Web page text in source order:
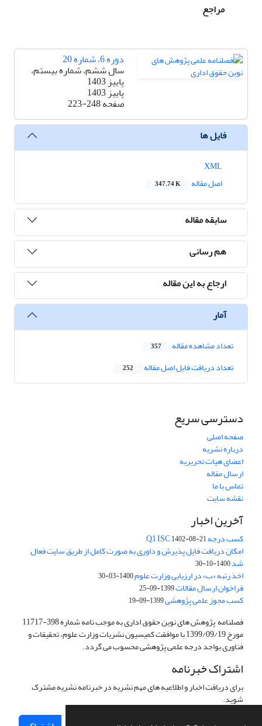
مراجع
دوره 6، شماره 20
سال ششم، شماره بیستم،
پاییز 1403
پاییز 1403
صفحه223-248
فایل ها
اصل مقاله
347.74 K
سابقه مقاله
هم رسانی
ارجاع به این مقاله
آمار
تعداد مشاهده مقاله 357
تعداد دریافت فایل اصل مقاله 252
دسترسی سریع
صفحه اصلی
درباره نشریه
اعضای هیات تحریریه
ارسال مقاله
تماس با ما
نقشه سایت
آخرین اخبار
کسب درجه Q1 ISC1402-08-21
امکان دریافت فایل پذیرش و داوری به صورت کامل از طریق سایت فعال
شد1400-10-30
اخذ رتبه «ب» در ارزیابی وزارت علوم1400-03-30
فراخوان ارسال مقالات1399-09-25
کسب مجوز علمی پژوهشی1399-09-19
فصلنامه پژوهش های نوین حقوق اداری به موجب نامه شماره 398-11717
مورخ 1399/09/19 با موافقت کمیسیون نشریات وزارت علوم، تحقیقات و
فناوری بواجد درجه علمی پژوهشی محسوب می گردد.
اشتراک خبرنامه
برای دریافت اخبار و اطلاعیه های مهم نشریه در خبرنامه نشریه مشترک
شوید.